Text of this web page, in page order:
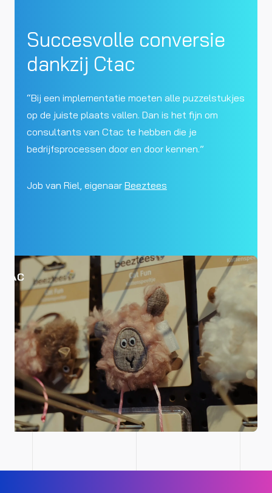
Succesvolle conversie
dankzij Ctac
“Bij een implementatie moeten alle puzzelstukjes
op de juiste plaats vallen. Dan is het fijn om
consultants van Ctac te hebben die je
bedrijfsprocessen door en door kennen.”
Job van Riel, eigenaar Beeztees